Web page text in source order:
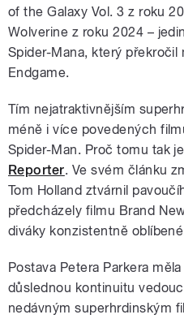
of the Galaxy Vol. 3 z roku
Wolverine z roku 2024 –
Spider-Mana, který překročil
Endgame.
Tím nejatraktivnějším
méně i více povedených
Spider-Man. Proč tomu tak
Reporter. Ve svém článku
Tom Holland ztvárnil
předcházely filmu Brand
diváky konzistentně
Postava Petera Parkera
důslednou kontinuitu
nedávným superhrdinským